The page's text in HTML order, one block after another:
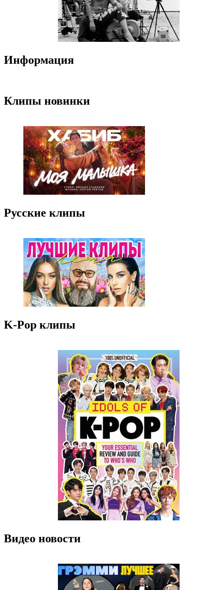
Информация
Клипы новинки
Русские клипы
K-Pop клипы
Видео новости